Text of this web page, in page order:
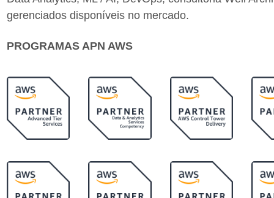
gerenciados disponíveis no mercado.
PROGRAMAS APN AWS